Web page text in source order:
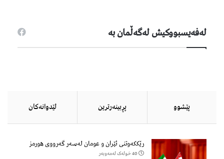
لەفەیسبووكیش لەگەڵمان بە
پێشوو پڕبینەرترین لێدوانەكان
رێککەوتنی ئێران و عومان لەسەر گەرووی هورمز
40 خولەک لەمەوبەر